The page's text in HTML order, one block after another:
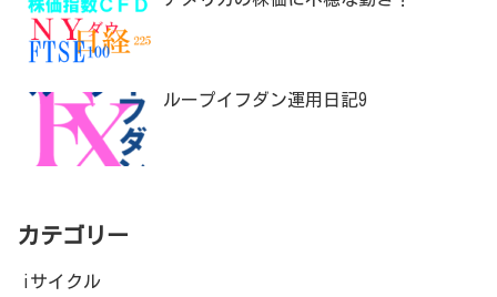
ループイフダン運用日記9
カテゴリー
iサイクル